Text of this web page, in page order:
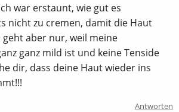
war erstaunt, wie gut es
nicht zu cremen, damit die Haut
geht aber nur, weil meine
ganz mild ist und keine Tenside
dir, dass deine Haut wieder ins
Antworten